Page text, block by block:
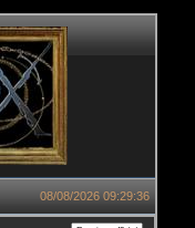
08/08/2026 09:29:36